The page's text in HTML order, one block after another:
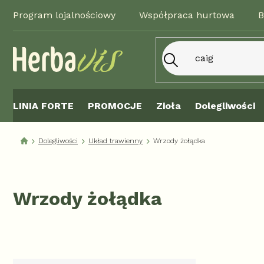
treści
Program lojalnościowy Współpraca hurtowa
LINIA FORTE PROMOCJE Zioła Dolegliwości
Dolegliwości Układ trawienny Wrzody żołądka
Wrzody żołądka